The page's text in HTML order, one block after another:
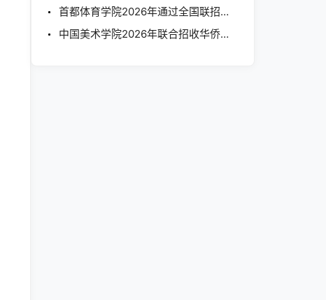
首都体育学院2026年通过全国联招考试招收华侨港澳台学生简章
中国美术学院2026年联合招收华侨港澳台学生简章